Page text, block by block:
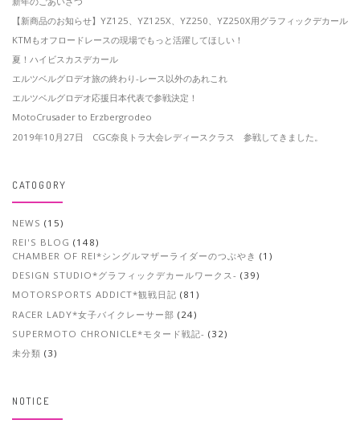
【新商品のお知らせ】YZ125、YZ125X、YZ250、YZ250X用グラフィックデカール
KTMもオフロードレースの現場でもっと活躍してほしい！
夏！ハイビスカスデカール
エルツベルグロデオ旅の終わり-レース以外のあれこれ
エルツベルグロデオ応援日本代表で参戦決定！
MotoCrusader to Erzbergrodeo
2019年10月27日 CGC奈良トラ大会レディースクラス 参戦してきました。
CATOGORY
NEWS (15)
REI'S BLOG (148)
CHAMBER OF REI*シングルマザーライダーのつぶやき (1)
DESIGN STUDIO*グラフィックデカールワークス- (39)
MOTORSPORTS ADDICT*観戦日記 (81)
RACER LADY*女子バイクレーサー部 (24)
SUPERMOTO CHRONICLE*モタード戦記- (32)
未分類 (3)
NOTICE